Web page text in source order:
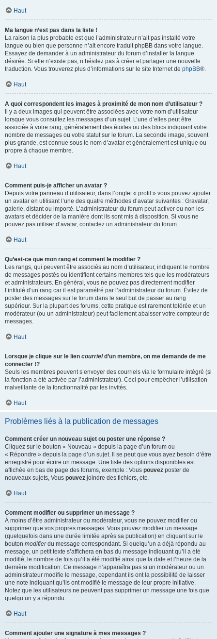
Haut
Ma langue n’est pas dans la liste !
La raison la plus probable est que l’administrateur n’ait pas installé votre
langue ou bien que personne n’ait encore traduit phpBB dans votre langue.
Essayez de demander à un administrateur du forum d’installer la langue
désirée. Si elle n’existe pas, n’hésitez pas à créer et partager une nouvelle
traduction. Vous trouverez plus d’informations sur le site Internet de phpBB®.
Haut
A quoi correspondent les images à proximité de mon nom d’utilisateur ?
Il y a deux images qui peuvent être associées avec votre nom d’utilisateur
lorsque vous consultez les messages d’un sujet. L’une d’elles peut être
associée à votre rang, généralement des étoiles ou des blocs indiquant votre
nombre de messages ou votre statut sur le forum. La seconde image, souvent
plus grande, est connue sous le nom d’avatar et généralement est unique ou
propre à chaque membre.
Haut
Comment puis-je afficher un avatar ?
Depuis votre panneau d’utilisateur, dans l’onglet « profil » vous pouvez ajouter
un avatar en utilisant l’une des quatre méthodes d’avatar suivantes : Gravatar,
galerie, distant ou importé. L’administrateur du forum peut activer ou non les
avatars et décider de la manière dont ils sont mis à disposition. Si vous ne
pouvez pas utiliser d’avatar, contactez un administrateur du forum.
Haut
Qu’est-ce que mon rang et comment le modifier ?
Les rangs, qui peuvent être associés au nom d’utilisateur, indiquent le nombre
de messages postés ou identifient certains membres tels que les modérateurs
et administrateurs. En général, vous ne pouvez pas directement modifier
l’intitulé d’un rang car il est paramétré par l’administrateur du forum. Évitez de
poster des messages sur le forum dans le seul but de passer au rang
supérieur. Sur la plupart des forums, cette pratique est rarement tolérée et un
modérateur (ou un administrateur) peut facilement abaisser votre compteur de
messages.
Haut
Lorsque je clique sur le lien courrield’un membre, on me demande de me
connecter !?
Seuls les membres peuvent s’envoyer des courriels via le formulaire intégré (si
la fonction a été activée par l’administrateur). Ceci pour empêcher l’utilisation
malveillante de la fonctionnalité par les invités.
Haut
Problèmes liés à la publication de messages
Comment créer un nouveau sujet ou poster une réponse ?
Cliquez sur le bouton « Nouveau » depuis la page d’un forum ou
« Répondre » depuis la page d’un sujet. Il se peut que vous ayez besoin d’être
enregistré pour écrire un message. Une liste des options disponibles est
affichée en bas de page des forums, exemple : Vous pouvez poster de
nouveaux sujets, Vous pouvez joindre des fichiers, etc.
Haut
Comment modifier ou supprimer un message ?
À moins d’être administrateur ou modérateur, vous ne pouvez modifier ou
supprimer que vos propres messages. Vous pouvez modifier un message
(quelquefois dans une durée limitée après sa publication) en cliquant sur le
bouton modifierdu message correspondant. Si quelqu’un a déjà répondu au
message, un petit texte s’affichera en bas du message indiquant qu’il a été
modifié, le nombre de fois qu’il a été modifié ainsi que la date et l’heure de la
dernière modification. Ce message n’apparaîtra pas si un modérateur ou un
administrateur modifie le message, cependant ils ont la possibilité de laisser
une note indiquant qu’ils ont modifié le message de leur propre initiative.
Notez que les utilisateurs ne peuvent pas supprimer un message une fois que
quelqu’un y a répondu.
Haut
Comment ajouter une signature à mes messages ?